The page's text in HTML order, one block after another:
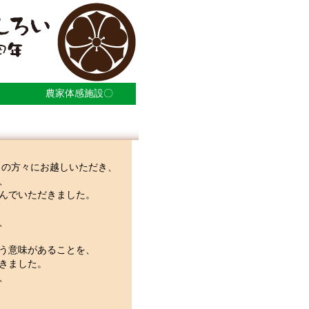
農家体感施設〇
方々にお越しいただき、
でいただきました。
意味があることを、
ました。